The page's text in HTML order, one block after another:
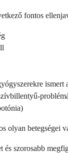
fontos
ismert
olyan betegségei
szorosabb